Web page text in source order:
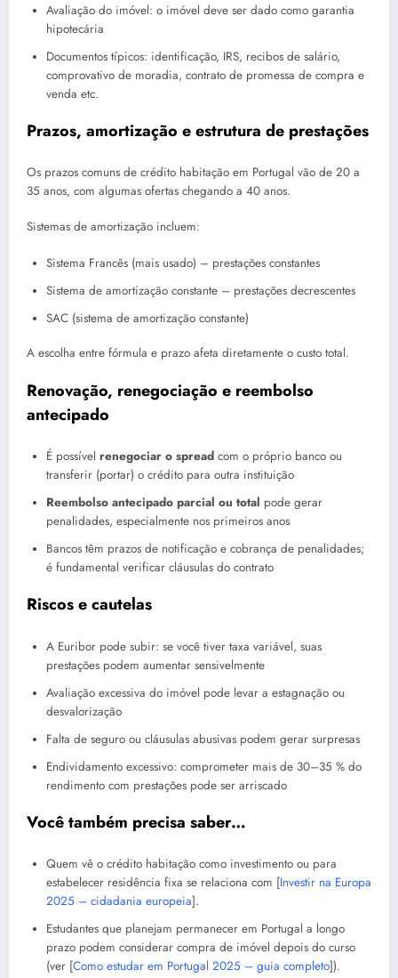
Avaliação do imóvel: o imóvel deve ser dado como garantia
hipotecária
Documentos típicos: identificação, IRS, recibos de salário,
comprovativo de moradia, contrato de promessa de compra e
venda etc.
Prazos, amortização e estrutura de prestações
Os prazos comuns de crédito habitação em Portugal vão de 20 a
35 anos, com algumas ofertas chegando a 40 anos.
Sistemas de amortização incluem:
Sistema Francês (mais usado) – prestações constantes
Sistema de amortização constante – prestações decrescentes
SAC (sistema de amortização constante)
A escolha entre fórmula e prazo afeta diretamente o custo total.
Renovação, renegociação e reembolso
antecipado
É possível renegociar o spread com o próprio banco ou
transferir (portar) o crédito para outra instituição
Reembolso antecipado parcial ou total pode gerar
penalidades, especialmente nos primeiros anos
Bancos têm prazos de notificação e cobrança de penalidades;
é fundamental verificar cláusulas do contrato
Riscos e cautelas
A Euribor pode subir: se você tiver taxa variável, suas
prestações podem aumentar sensivelmente
Avaliação excessiva do imóvel pode levar a estagnação ou
desvalorização
Falta de seguro ou cláusulas abusivas podem gerar surpresas
Endividamento excessivo: comprometer mais de 30–35 % do
rendimento com prestações pode ser arriscado
Você também precisa saber…
Quem vê o crédito habitação como investimento ou para
estabelecer residência fixa se relaciona com [Investir na Europa
2025 – cidadania europeia].
Estudantes que planejam permanecer em Portugal a longo
prazo podem considerar compra de imóvel depois do curso
(ver [Como estudar em Portugal 2025 – guia completo]).